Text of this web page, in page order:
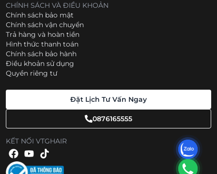
CHÍNH SÁCH VÀ ĐIỀU KHOẢN
Chính sách bảo mật
Chính sách vận chuyển
Trả hàng và hoàn tiền
Hình thức thanh toán
Chính sách bảo hành
Điều khoản sử dụng
Quyền riêng tư
Đặt Lịch Tư Vấn Ngay
0876165555
KẾT NỐI VTGHAIR